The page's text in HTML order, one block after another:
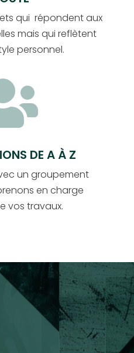
qui répondent aux
mais qui reflètent
personnel.
DE A À Z
un groupement
en charge
vos travaux.